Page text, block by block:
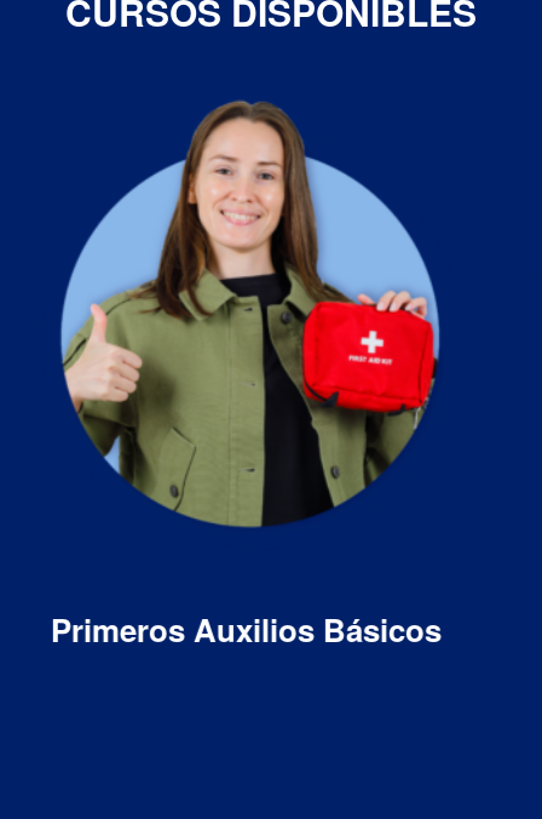
CURSOS DISPONIBLES
Estrategias De Sostenibilidad